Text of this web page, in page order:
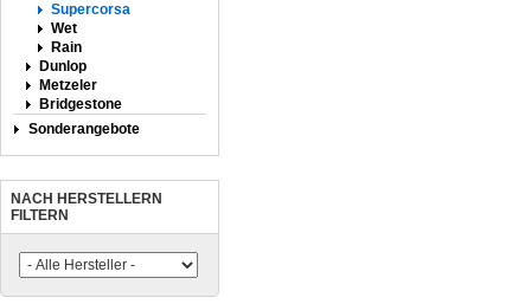
Supercorsa
Wet
Rain
Dunlop
Metzeler
Bridgestone
Sonderangebote
NACH HERSTELLERN
FILTERN